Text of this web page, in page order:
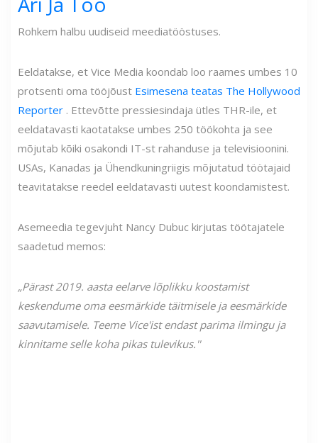
Rohkem halbu uudiseid meediatööstuses.
Eeldatakse, et Vice Media koondab loo raames umbes 10
protsenti oma tööjõust Esimesena teatas The Hollywood
Reporter . Ettevõtte pressiesindaja ütles THR-ile, et
eeldatavasti kaotatakse umbes 250 töökohta ja see
mõjutab kõiki osakondi IT-st rahanduse ja televisioonini.
USAs, Kanadas ja Ühendkuningriigis mõjutatud töötajaid
teavitatakse reedel eeldatavasti uutest koondamistest.
Asemeedia tegevjuht Nancy Dubuc kirjutas töötajatele
saadetud memos:
„Pärast 2019. aasta eelarve lõplikku koostamist
keskendume oma eesmärkide täitmisele ja eesmärkide
saavutamisele. Teeme Vice'ist endast parima ilmingu ja
kinnitame selle koha pikas tulevikus.''